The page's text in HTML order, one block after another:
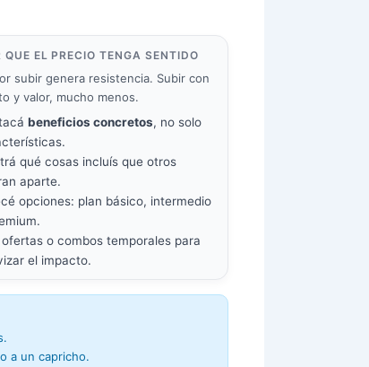
QUE EL PRECIO TENGA SENTIDO
subir genera resistencia. Subir con
y valor, mucho menos.
beneficios concretos, no solo
qué cosas incluís que otros
aparte.
opciones: plan básico, intermedio
ofertas o combos temporales para
el impacto.
a un capricho.